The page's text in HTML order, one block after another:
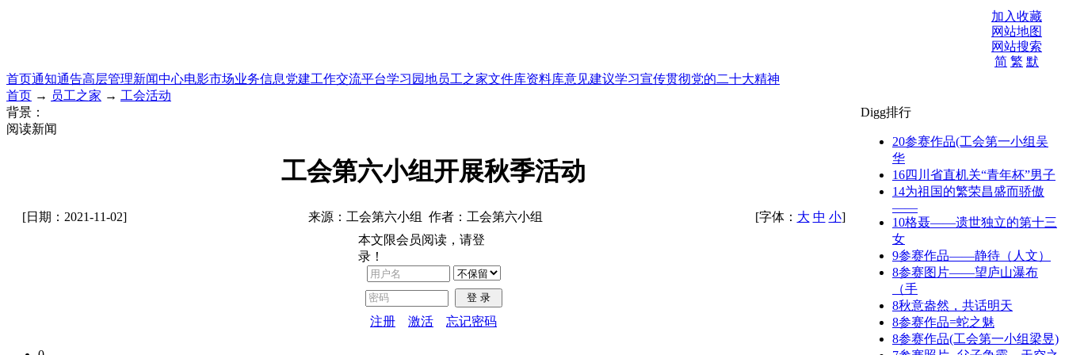
加入收藏
网站地图
网站搜索
简 繁 默
首页通知通告高层管理新闻中心电影市场业务信息党建工作交流平台学习园地员工之家文件库资料库意见建议学习宣传贯彻党的二十大精神
首页 → 员工之家 → 工会活动
背景：
阅读新闻
工会第六小组开展秋季活动
[日期：2021-11-02] 来源：工会第六小组 作者：工会第六小组 [字体： 大 中 小]
本文限会员阅读，请登
录！
登 录
注册 激活 忘记密码
Digg排行
20参赛作品(工会第一小组吴
华
16四川省直机关“青年杯”男子
14为祖国的繁荣昌盛而骄傲
——
10格聂——遗世独立的第十三
女
9参赛作品——静待（人文）
8参赛图片——望庐山瀑布
（手
8秋意盎然，共话明天
8参赛作品=蛇之魅
8参赛作品(工会第一小组梁昱)